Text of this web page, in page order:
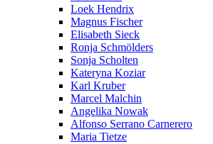
Loek Hendrix
Magnus Fischer
Elisabeth Sieck
Ronja Schmölders
Sonja Scholten
Kateryna Koziar
Karl Kruber
Marcel Malchin
Angelika Nowak
Alfonso Serrano Carnerero
Maria Tietze